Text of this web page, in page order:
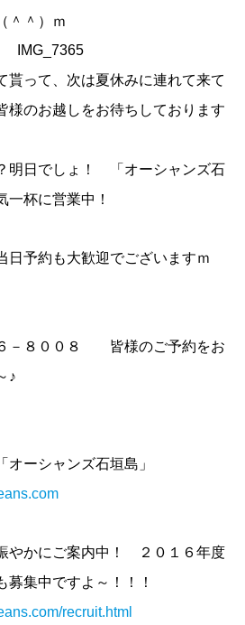
＾＾）ｍ
貰って、次は夏休みに連れて来て
様のお越しをお待ちしております
明日でしょ！ 「オーシャンズ石
一杯に営業中！
日予約も大歓迎でございますｍ
－８００８ 皆様のご予約をお
♪
ーシャンズ石垣島」
やかにご案内中！ ２０１６年度
募集中ですよ～！！！
recruit.html